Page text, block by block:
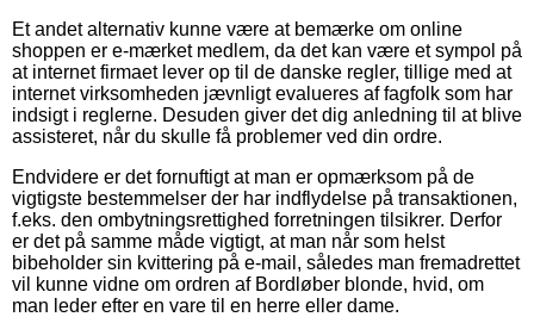
Et andet alternativ kunne være at bemærke om online
shoppen er e-mærket medlem, da det kan være et sympol på
at internet firmaet lever op til de danske regler, tillige med at
internet virksomheden jævnligt evalueres af fagfolk som har
indsigt i reglerne. Desuden giver det dig anledning til at blive
assisteret, når du skulle få problemer ved din ordre.
Endvidere er det fornuftigt at man er opmærksom på de
vigtigste bestemmelser der har indflydelse på transaktionen,
f.eks. den ombytningsrettighed forretningen tilsikrer. Derfor
er det på samme måde vigtigt, at man når som helst
bibeholder sin kvittering på e-mail, således man fremadrettet
vil kunne vidne om ordren af Bordløber blonde, hvid, om
man leder efter en vare til en herre eller dame.